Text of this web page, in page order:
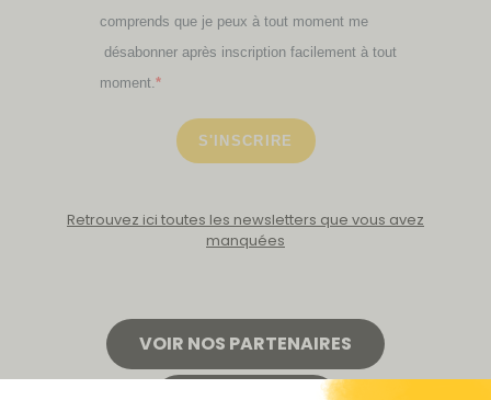
comprends que je peux à tout moment me
désabonner après inscription facilement à tout
moment.
S'INSCRIRE
Retrouvez ici toutes les newsletters que vous avez
manquées
VOIR NOS PARTENAIRES